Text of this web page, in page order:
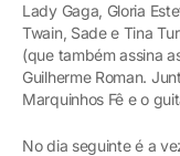
Lady Gaga, Gloria
Twain, Sade e Tina
(que também assina
Guilherme Roman.
Marquinhos Fê e o
No dia seguinte é a